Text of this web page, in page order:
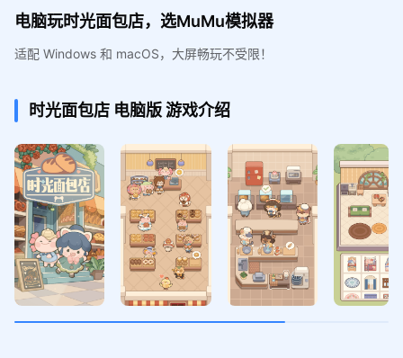
电脑玩时光面包店，选MuMu模拟器
适配 Windows 和 macOS，大屏畅玩不受限！
时光面包店 电脑版游戏介绍